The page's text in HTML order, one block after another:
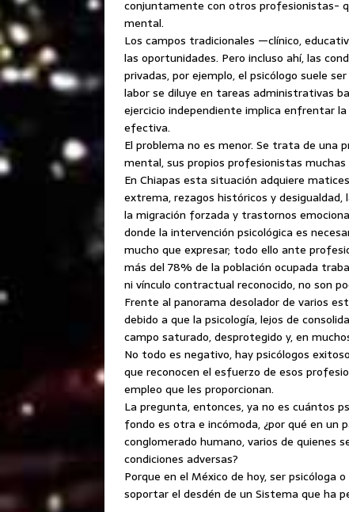
conjuntamente con otros profesionistas-
mental.
Los campos tradicionales —clínico,
las oportunidades. Pero incluso ahí, las
privadas, por ejemplo, el psicólogo suele
labor se diluye en tareas administrativas
ejercicio independiente implica enfrentar
efectiva.
El problema no es menor. Se trata de una
mental, sus propios profesionistas
En Chiapas esta situación adquiere
extrema, rezagos históricos y
la migración forzada y trastornos
donde la intervención psicológica es
mucho que expresar; todo ello ante
más del 78% de la población ocupada
ni vínculo contractual reconocido, no son
Frente al panorama desolador de varios
debido a que la psicología, lejos de
campo saturado, desprotegido y, en
No todo es negativo, hay psicólogos
que reconocen el esfuerzo de esos
empleo que les proporcionan.
La pregunta, entonces, ya no es cuántos
fondo es otra e incómoda, ¿por qué en un
conglomerado humano, varios de quienes
condiciones adversas?
Porque en el México de hoy, ser psicóloga
soportar el desdén de un Sistema que ha